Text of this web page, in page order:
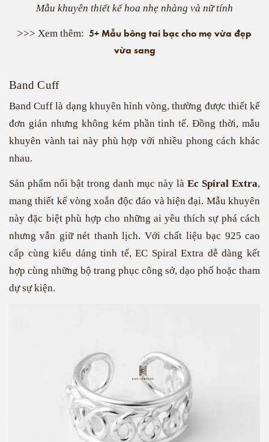
Mẫu khuyên thiết kế hoa nhẹ nhàng và nữ tính
>>> Xem thêm: 5+Mẫu bông tai bạc cho mẹ vừa đẹp
vừa sang
Band Cuff
Band Cuff là dạng khuyên hình vòng, thường được thiết kế
đơn giản nhưng không kém phần tinh tế. Đồng thời, mẫu
khuyên vành tai này phù hợp với nhiều phong cách khác
nhau.
Sản phẩm nổi bật trong danh mục này là Ec Spiral Extra,
mang thiết kế vòng xoắn độc đáo và hiện đại. Mẫu khuyên
này đặc biệt phù hợp cho những ai yêu thích sự phá cách
nhưng vẫn giữ nét thanh lịch. Với chất liệu bạc 925 cao
cấp cùng kiểu dáng tinh tế, EC Spiral Extra dễ dàng kết
hợp cùng những bộ trang phục công sở, dạo phố hoặc tham
dự sự kiện.